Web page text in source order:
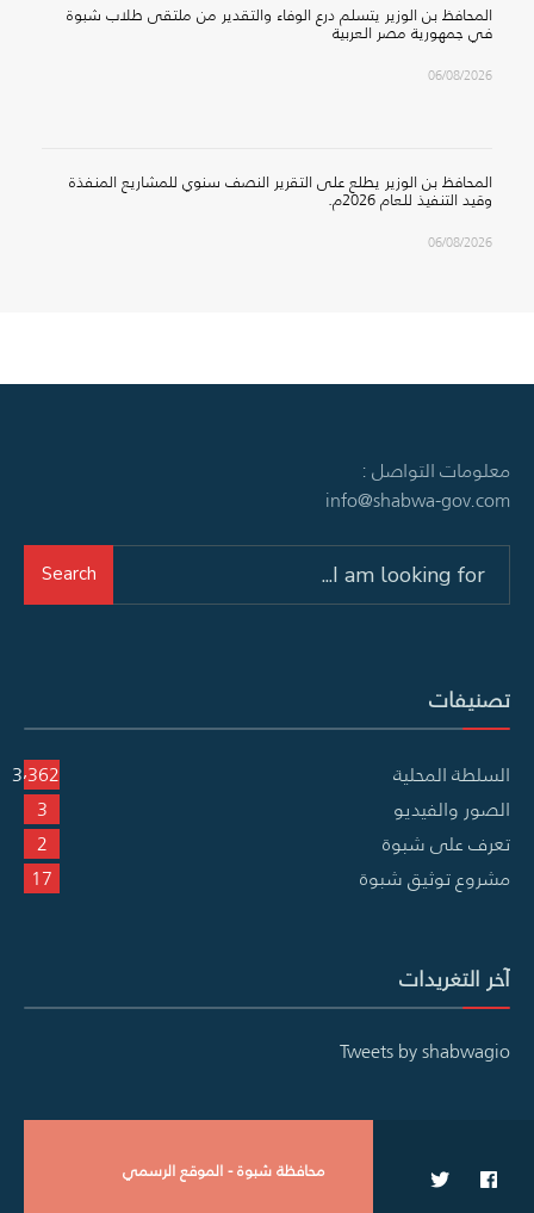
المحافظ بن الوزير يتسلم درع الوفاء والتقدير من ملتقى طلاب شبوة
في جمهورية مصر العربية
06/08/2026
المحافظ بن الوزير يطلع على التقرير النصف سنوي للمشاريع المنفذة
وقيد التنفيذ للعام 2026م.
06/08/2026
معلومات التواصل :
info@shabwa-gov.com
Search
تصنيفات
السلطة المحلية
3٬362
الصور والفيديو
3
تعرف على شبوة
2
مشروع توثيق شبوة
17
آخر التغريدات
Tweets by shabwagio
محافظة شبوة - الموقع الرسمي